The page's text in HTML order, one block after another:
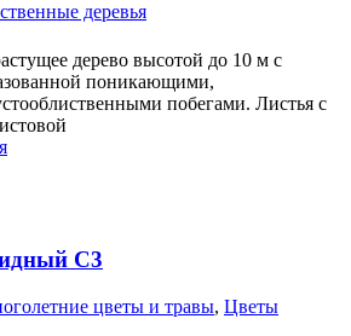
деревья
дерево высотой до 10 м с
поникающими,
побегами. Листья с
С3
цветы и травы, Цветы